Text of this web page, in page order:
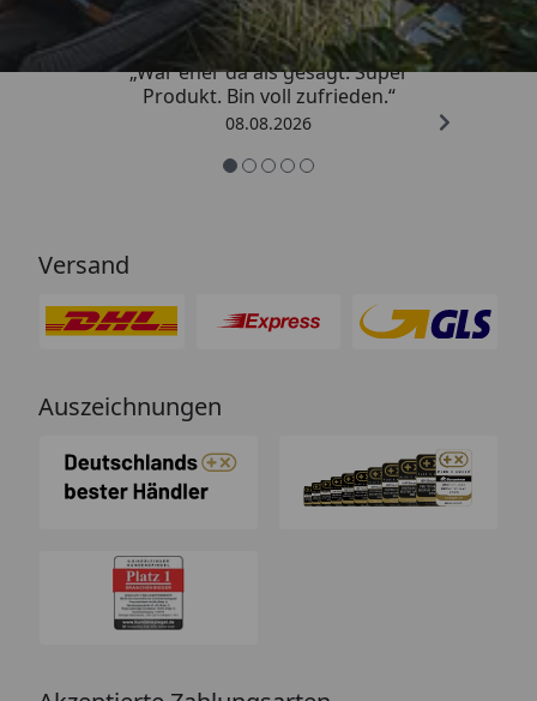
„War eher da als gesagt. Super
Produkt. Bin voll zufrieden.“
08.08.2026
Versand
Auszeichnungen